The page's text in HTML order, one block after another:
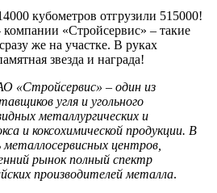
кубометров отгрузили 515000!
«Стройсервис» – такие
же на участке. В руках
звезда и награда!
«Стройсервис» – один из
угля и угольного
металлургических и
и коксохимической продукции. В
центров,
рынок полный спектр
производителей металла.